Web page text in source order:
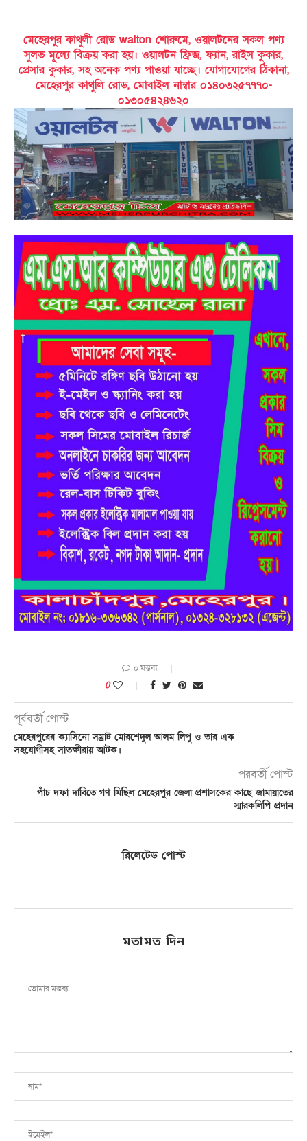
মেহেরপুর কাথুলী রোড walton শোরুমে, ওয়ালটনের সকল পণ্য
সুলভ মূল্যে বিক্রয় করা হয়। ওয়ালটন ফ্রিজ, ফ্যান, রাইস কুকার,
প্রেসার কুকার, সহ অনেক পণ্য পাওয়া যাচ্ছে। যোগাযোগের ঠিকানা,
মেহেরপুর কাথুলি রোড, মোবাইল নাম্বার ০১৪০৩২৫৭৭৭০-
০১৩০৫৪২৪৬২০
০ মন্তব্য
0
পূর্ববর্তী পোস্ট
মেহেরপুরের ক্যাসিনো সম্রাট মোরশেদুল আলম লিপু ও তার এক
সহযোগীসহ সাতক্ষীরায় আটক।
পরবর্তী পোস্ট
পাঁচ দফা দাবিতে গণ মিছিল মেহেরপুর জেলা প্রশাসকের কাছে জামায়াতের
স্মারকলিপি প্রদান
রিলেটেড পোস্ট
মতামত দিন